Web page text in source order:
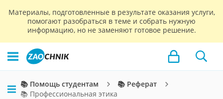
Материалы, подготовленные в результате оказания услуги,
помогают разобраться в теме и собрать нужную
информацию, но не заменяют готовое решение.
📚 Помощь студентам
📚 Реферат
📚 Профессиональная этика